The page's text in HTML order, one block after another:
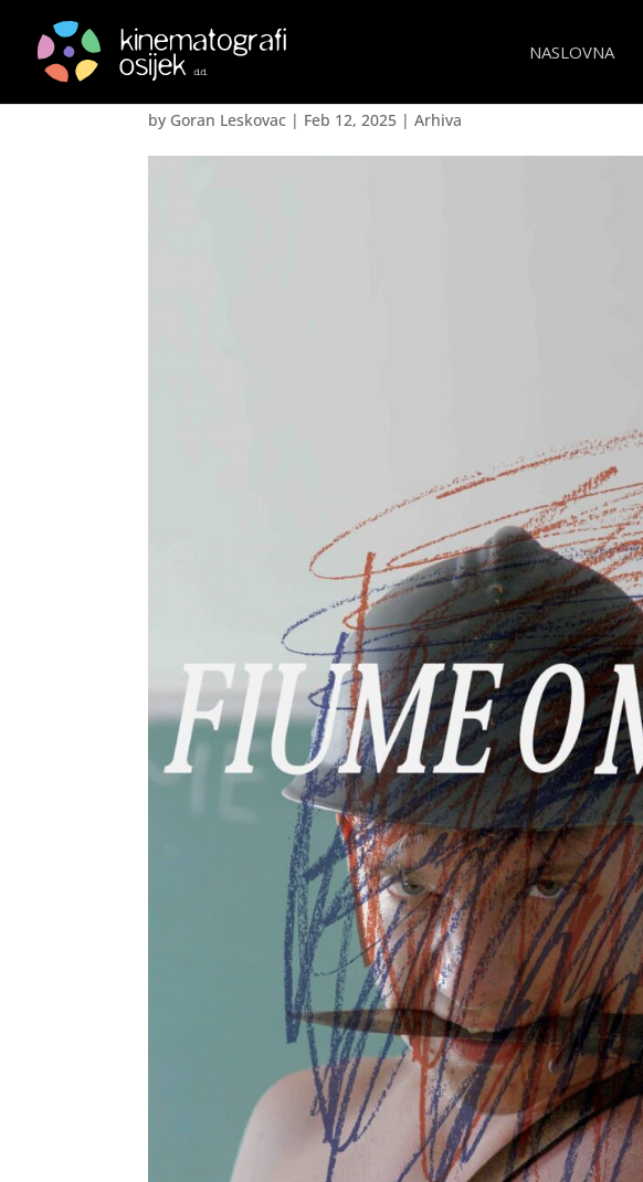
NASLOVNA
Fiume O Morte!
by Goran Leskovac | Feb 12, 2025 |Arhiva